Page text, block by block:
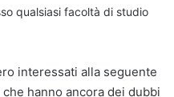
qualsiasi facoltà di studio
interessati alla seguente
hanno ancora dei dubbi